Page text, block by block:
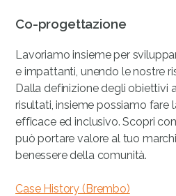
Co-progettazione
Lavoriamo insieme per
e impattanti, unendo le nostre
Dalla definizione degli obiettivi
risultati, insieme possiamo fare
efficace ed inclusivo. Scopri
può portare valore al tuo
benessere della comunità.
Case History (Brembo)